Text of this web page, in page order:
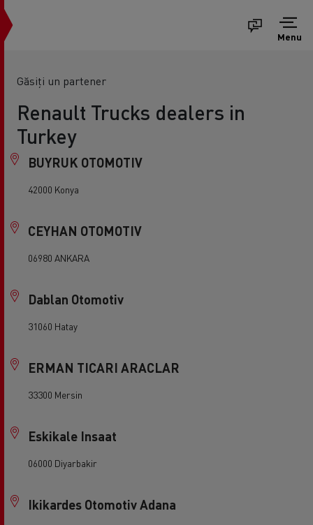
Menu
Găsiți un partener
Renault Trucks dealers in
Turkey
BUYRUK OTOMOTIV
42000 Konya
CEYHAN OTOMOTIV
06980 ANKARA
Dablan Otomotiv
31060 Hatay
ERMAN TICARI ARACLAR
33300 Mersin
Eskikale Insaat
06000 Diyarbakir
Ikikardes Otomotiv Adana